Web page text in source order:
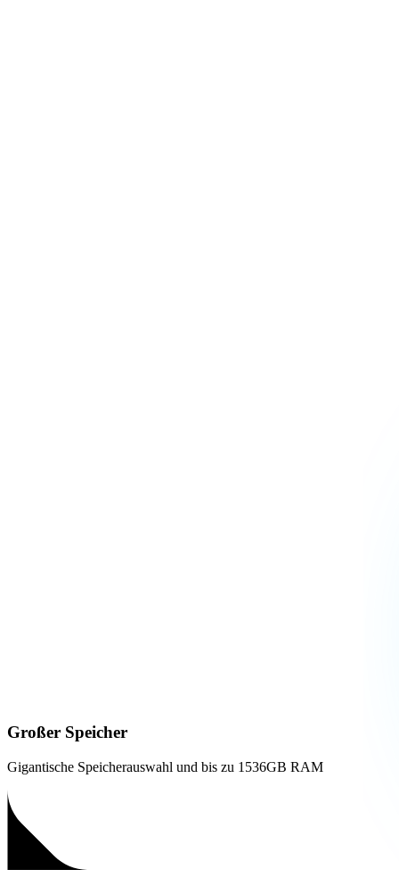
Großer Speicher
Gigantische Speicherauswahl und bis zu 1536GB RAM